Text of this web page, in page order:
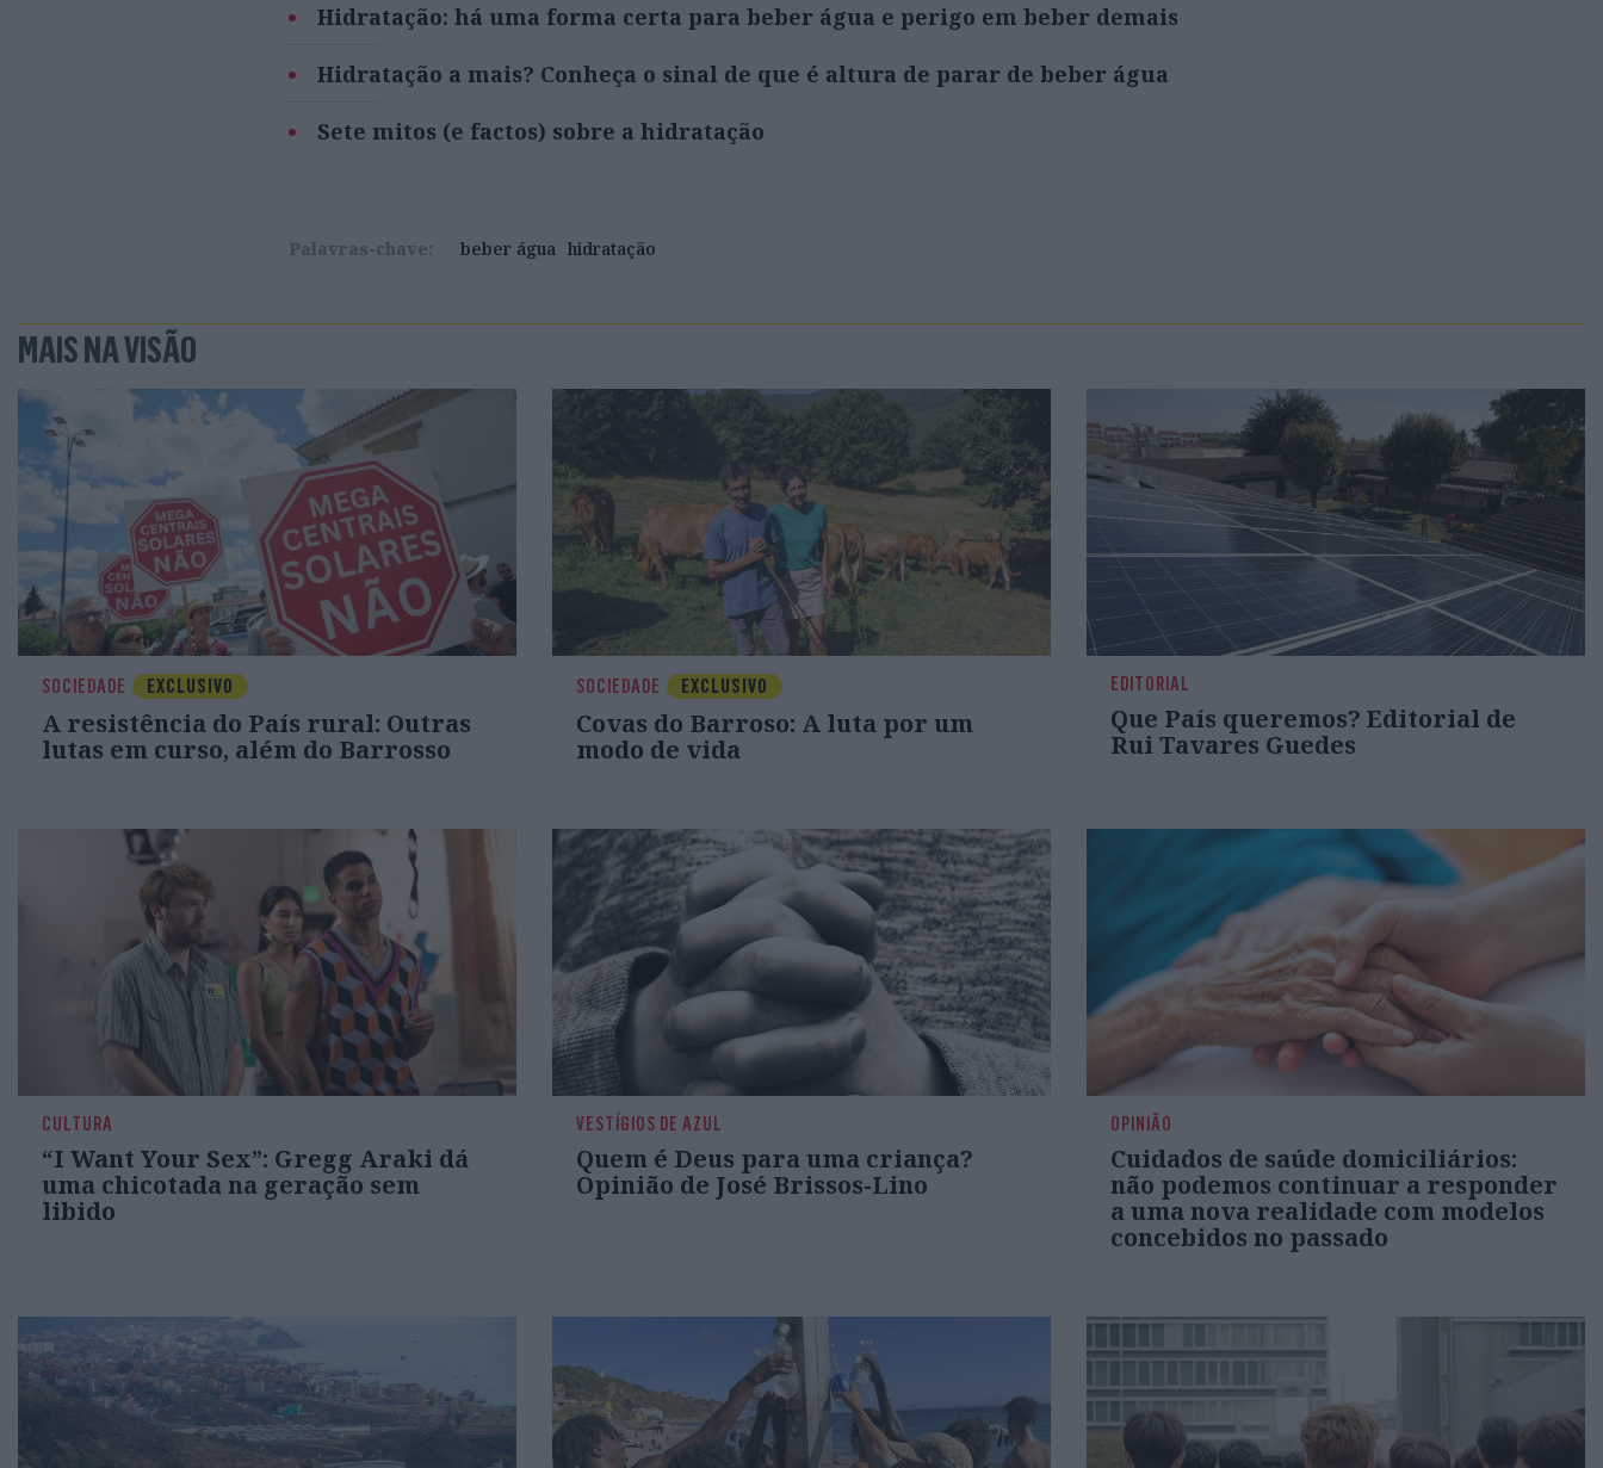
Hidratação: há uma forma certa para beber água e perigo em beber demais
Hidratação a mais? Conheça o sinal de que é altura de parar de beber água
Sete mitos (e factos) sobre a hidratação
Palavras-chave: beber água hidratação
MAIS NA VISÃO
SOCIEDADE EXCLUSIVO
A resistência do País rural: Outras
lutas em curso, além do Barrosso
SOCIEDADE EXCLUSIVO
Covas do Barroso: A luta por um
modo de vida
EDITORIAL
Que País queremos? Editorial de
Rui Tavares Guedes
CULTURA
“I Want Your Sex”: Gregg Araki dá
uma chicotada na geração sem
libido
VESTÍGIOS DE AZUL
Quem é Deus para uma criança?
Opinião de José Brissos-Lino
OPINIÃO
Cuidados de saúde domiciliários:
não podemos continuar a responder
a uma nova realidade com modelos
concebidos no passado